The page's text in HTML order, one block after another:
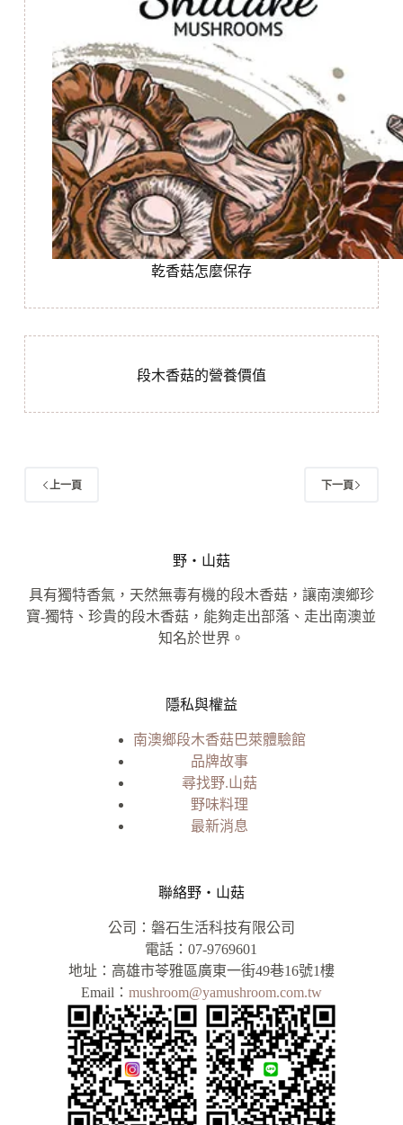
乾香菇怎麼保存
段木香菇的營養價值
上一頁 下一頁
野‧山菇
具有獨特香氣，天然無毒有機的段木香菇，讓南澳鄉珍
寶-獨特、珍貴的段木香菇，能夠走出部落、走出南澳並
知名於世界。
隱私與權益
南澳鄉段木香菇巴萊體驗館
品牌故事
尋找野.山菇
野味料理
最新消息
聯絡野‧山菇
公司：磐石生活科技有限公司
電話：07-9769601
地址：高雄市苓雅區廣東一街49巷16號1樓
Email： mushroom@yamushroom.com.tw